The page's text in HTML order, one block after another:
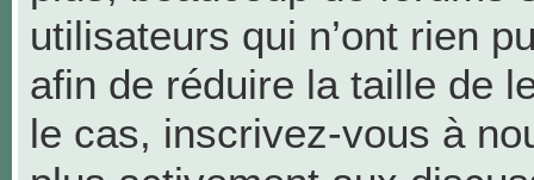
utilisateurs qui n’ont rien
afin de réduire la taille de
le cas, inscrivez-vous à